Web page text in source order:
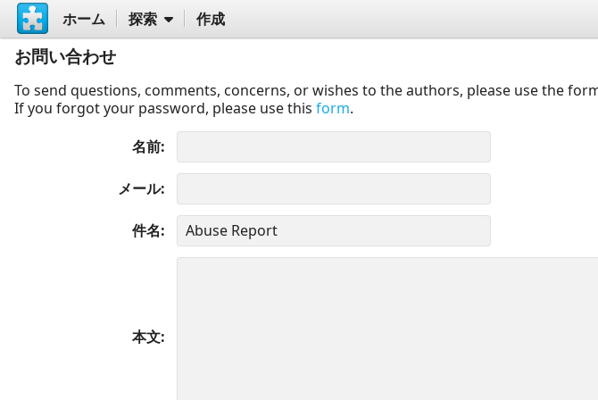
ホーム 探索 作成
お問い合わせ
To send questions, comments, concerns, or wishes to the authors, please use the
If you forgot your password, please use this form.
名前
メール
件名
本文